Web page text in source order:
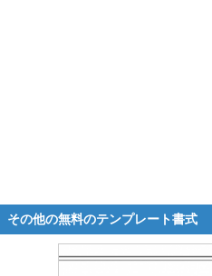
その他の無料のテンプレート書式